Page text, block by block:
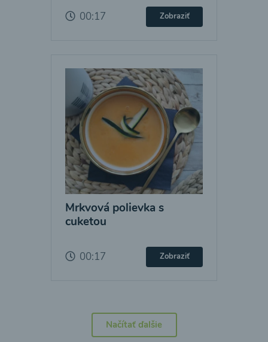
00:17 Zobraziť
Mrkvová polievka s
cuketou
00:17 Zobraziť
Načítať ďalšie